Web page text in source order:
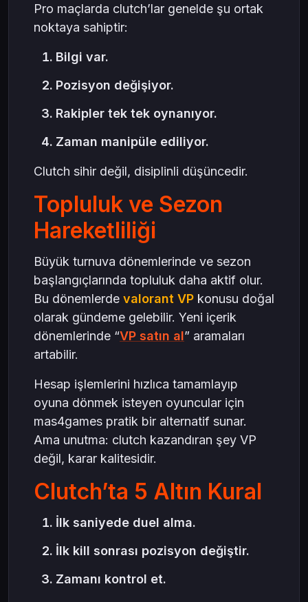
Pro maçlarda clutch’lar genelde şu ortak
noktaya sahiptir:
Bilgi var.
Pozisyon değişiyor.
Rakipler tek tek oynanıyor.
Zaman manipüle ediliyor.
Clutch sihir değil, disiplinli düşüncedir.
Topluluk ve Sezon
Hareketliliği
Büyük turnuva dönemlerinde ve sezon
başlangıçlarında topluluk daha aktif olur.
Bu dönemlerde valorant VP konusu doğal
olarak gündeme gelebilir. Yeni içerik
dönemlerinde “VP satın al” aramaları
artabilir.
Hesap işlemlerini hızlıca tamamlayıp
oyuna dönmek isteyen oyuncular için
mas4games pratik bir alternatif sunar.
Ama unutma: clutch kazandıran şey VP
değil, karar kalitesidir.
Clutch’ta 5 Altın Kural
İlk saniyede duel alma.
İlk kill sonrası pozisyon değiştir.
Zamanı kontrol et.